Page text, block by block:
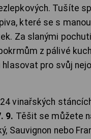
Tušíte
které se s
Za slanými
z pálivé
pro svůj
vinařských
9. Těšit se můžete
Sauvignon nebo